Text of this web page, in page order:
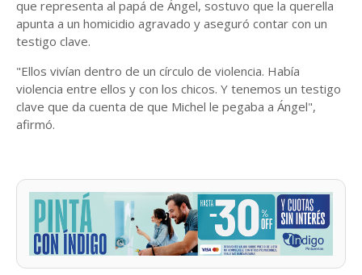
que representa al papá de Ángel, sostuvo que la querella
apunta a un homicidio agravado y aseguró contar con un
testigo clave.
"Ellos vivían dentro de un círculo de violencia. Había
violencia entre ellos y con los chicos. Y tenemos un testigo
clave que da cuenta de que Michel le pegaba a Ángel",
afirmó.